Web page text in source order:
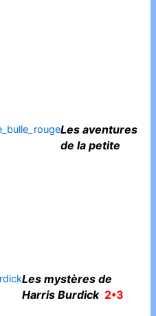
Les aventures
de la petite
Les mystères de
Harris Burdick 2•3